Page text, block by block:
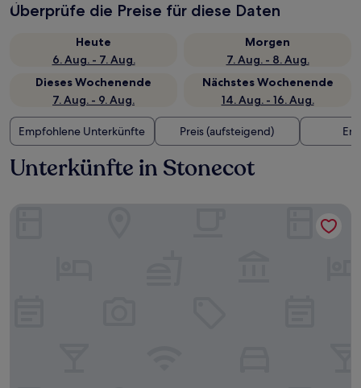
Überprüfe die Preise für diese Daten
Heute
6. Aug. - 7. Aug.
Morgen
7. Aug. - 8. Aug.
Dieses Wochenende
7. Aug. - 9. Aug.
Nächstes Wochenende
14. Aug. - 16. Aug.
Empfohlene Unterkünfte Preis (aufsteigend)
Unterkünfte in Stonecot